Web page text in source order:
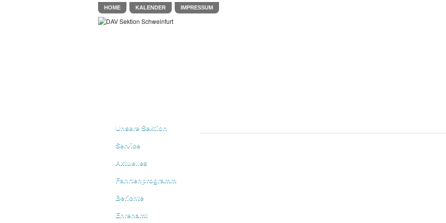
HOME KALENDER IMPRESSUM
Unsere Sektion
Service
Aktuelles
Fahrtenprogramm
Berichte
Ehrenamt